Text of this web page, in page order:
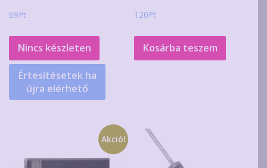
69Ft
Nincs készleten
Értesítésetek ha
újra elérhető
120Ft
Kosárba teszem
Akció!